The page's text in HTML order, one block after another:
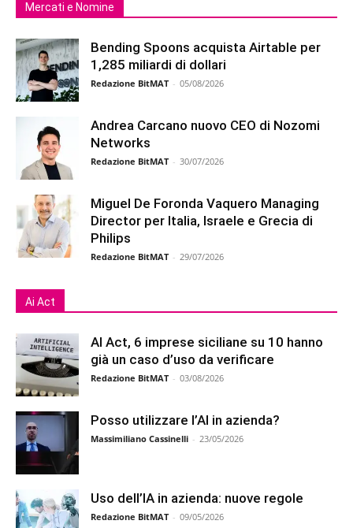
Mercati e Nomine
Bending Spoons acquista Airtable per
1,285 miliardi di dollari
Redazione BitMAT - 05/08/2026
Andrea Carcano nuovo CEO di Nozomi
Networks
Redazione BitMAT - 30/07/2026
Miguel De Foronda Vaquero Managing
Director per Italia, Israele e Grecia di
Philips
Redazione BitMAT - 29/07/2026
Ai Act
AI Act, 6 imprese siciliane su 10 hanno
già un caso d’uso da verificare
Redazione BitMAT - 03/08/2026
Posso utilizzare l’AI in azienda?
Massimiliano Cassinelli - 23/05/2026
Uso dell’IA in azienda: nuove regole
Redazione BitMAT - 09/05/2026